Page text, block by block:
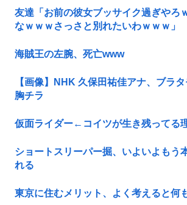
友達「お前の彼女ブッサイク過ぎやろ
なｗｗｗさっさと別れたいわｗｗｗ」
海賊王の左腕、死亡www
【画像】NHK 久保田祐佳アナ、ブラ
胸チラ
仮面ライダー←コイツが生き残ってる
ショートスリーパー掘、いよいよもう
れる
東京に住むメリット、よく考えると何